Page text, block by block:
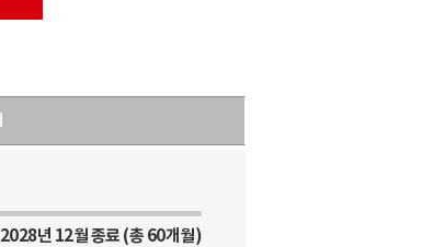
2028년 12월 종료 (총 60개월)